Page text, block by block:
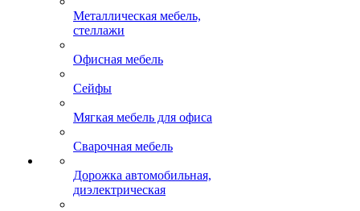
Металлическая мебель,
стеллажи
Офисная мебель
Сейфы
Мягкая мебель для офиса
Сварочная мебель
Дорожка автомобильная,
диэлектрическая